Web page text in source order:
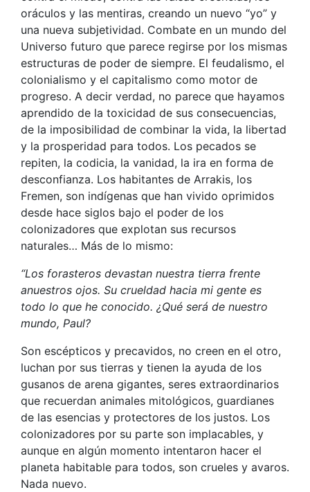
oráculos y las mentiras, creando un nuevo “yo” y
una nueva subjetividad. Combate en un mundo del
Universo futuro que parece regirse por los mismas
estructuras de poder de siempre. El feudalismo, el
colonialismo y el capitalismo como motor de
progreso. A decir verdad, no parece que hayamos
aprendido de la toxicidad de sus consecuencias,
de la imposibilidad de combinar la vida, la libertad
y la prosperidad para todos. Los pecados se
repiten, la codicia, la vanidad, la ira en forma de
desconfianza. Los habitantes de Arrakis, los
Fremen, son indígenas que han vivido oprimidos
desde hace siglos bajo el poder de los
colonizadores que explotan sus recursos
naturales… Más de lo mismo:
“Los forasteros devastan nuestra tierra frente
anuestros ojos. Su crueldad hacia mi gente es
todo lo que he conocido. ¿Qué será de nuestro
mundo, Paul?
Son escépticos y precavidos, no creen en el otro,
luchan por sus tierras y tienen la ayuda de los
gusanos de arena gigantes, seres extraordinarios
que recuerdan animales mitológicos, guardianes
de las esencias y protectores de los justos. Los
colonizadores por su parte son implacables, y
aunque en algún momento intentaron hacer el
planeta habitable para todos, son crueles y avaros.
Nada nuevo.